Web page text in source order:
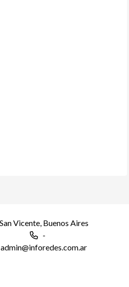
San Vicente, Buenos Aires
-
admin@inforedes.com.ar